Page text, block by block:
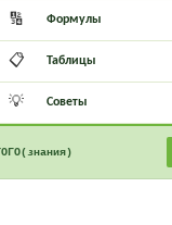
🔢 Формулы
📋 Таблицы
💡 Советы